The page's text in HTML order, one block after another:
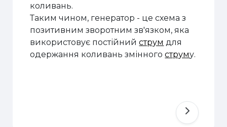
коливань.
Таким чином, генератор - це схема з
позитивним зворотним зв'язком, яка
використовує постійнийструм для
одержання коливань змінногоструму.